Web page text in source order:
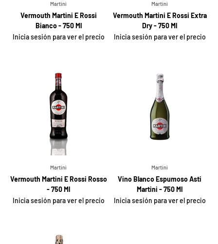
Martini
Vermouth Martini E Rossi
Bianco - 750 Ml
Inicia sesión para ver el precio
Martini
Vermouth Martini E Rossi Extra
Dry - 750 Ml
Inicia sesión para ver el precio
Martini
Vermouth Martini E Rossi Rosso
- 750 Ml
Inicia sesión para ver el precio
Martini
Vino Blanco Espumoso Asti
Martini - 750 Ml
Inicia sesión para ver el precio